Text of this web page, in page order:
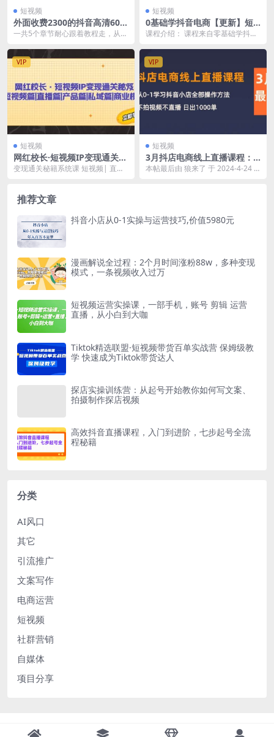
短视频
外面收费2300的抖音高清60帧
视频教程，学会如何制作视频
一共5个章节耐心跟着教程走，从第
制作视频！
短视频
0基础学抖音电商【更新】短
视频 直播 企业号 剪映功能 千
课程介绍： 课程来自零基础学抖音
容包括：短视频、直...
VIP
短视频
网红校长·短视频IP变现通关秘
笈：短视频篇+直播篇+产品篇
变现通关秘籍系统课 短视频| 直播|
VIP
短视频
3月抖店电商线上直播课程：
从0-1学习抖音小店，不拍视
本帖最后由 狼来了 于 2024-4-24 2
推荐文章
抖音小店从0-1实操与运营技巧,价值5980元
漫画解说全过程：2个月时间涨粉88w，多种变现
模式，一条视频收入过万
短视频运营实操课，一部手机，账号 剪辑 运营
直播，从小白到大咖
Tiktok精选联盟·短视频带货百单实战营 保姆级教
学 快速成为Tiktok带货达人
探店实操训练营：从起号开始教你如何写文案、
拍摄制作探店视频
高效抖音直播课程，入门到进阶，七步起号全流
程秘籍
分类
AI风口
其它
引流推广
文案写作
电商运营
短视频
社群营销
自媒体
项目分享